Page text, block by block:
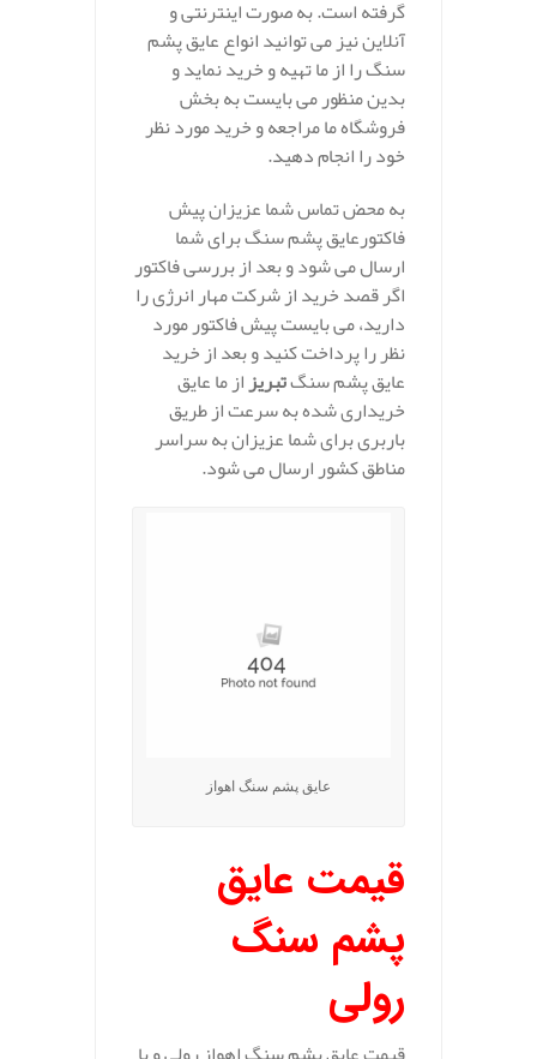
گرفته است. به صورت اینترنتی و
آنلاین نیز می توانید انواع عایق پشم
سنگ را از ما تهیه و خرید نماید و
بدین منظور می بایست به بخش
فروشگاه ما مراجعه و خرید مورد نظر
خود را انجام دهید.
به محض تماس شما عزیزان پیش
فاکتورعایق پشم سنگ برای شما
ارسال می شود و بعد از بررسی فاکتور
اگر قصد خرید از شرکت مهار انرژی را
دارید، می بایست پیش فاکتور مورد
نظر را پرداخت کنید و بعد از خرید
عایق پشم سنگتبریزاز ما عایق
خریداری شده به سرعت از طریق
باربری برای شما عزیزان به سراسر
مناطق کشور ارسال می شود.
عایق پشم سنگ اهواز
قیمت عایق
پشم سنگ
رولی